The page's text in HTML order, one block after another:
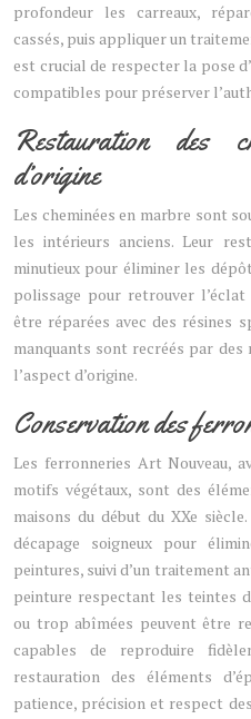
profondeur les carreaux,
cassés, puis appliquer un
est crucial de respecter la pose
compatibles pour préserver
Restauration des
d’origine
Les cheminées en marbre sont
les intérieurs anciens. Leur
minutieux pour éliminer les
polissage pour retrouver
être réparées avec des résines
manquants sont recréés par
l’aspect d’origine.
Conservation des
Les ferronneries Art Nouveau,
motifs végétaux, sont des
maisons du début du XXe
décapage soigneux pour
peintures, suivi d’un traitement
peinture respectant les teintes
ou trop abîmées peuvent être
capables de reproduire
restauration des éléments
patience, précision et respect